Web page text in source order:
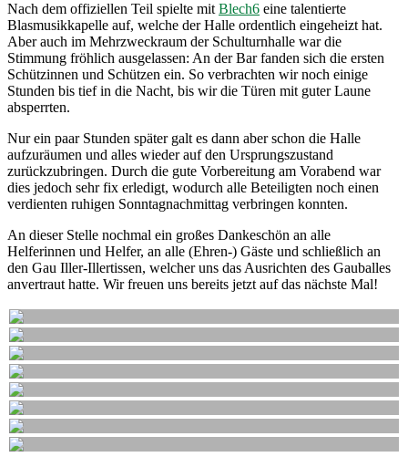
Nach dem offiziellen Teil spielte mit Blech6 eine talentierte
Blasmusikkapelle auf, welche der Halle ordentlich eingeheizt hat.
Aber auch im Mehrzweckraum der Schulturnhalle war die
Stimmung fröhlich ausgelassen: An der Bar fanden sich die ersten
Schützinnen und Schützen ein. So verbrachten wir noch einige
Stunden bis tief in die Nacht, bis wir die Türen mit guter Laune
absperrten.
Nur ein paar Stunden später galt es dann aber schon die Halle
aufzuräumen und alles wieder auf den Ursprungszustand
zurückzubringen. Durch die gute Vorbereitung am Vorabend war
dies jedoch sehr fix erledigt, wodurch alle Beteiligten noch einen
verdienten ruhigen Sonntagnachmittag verbringen konnten.
An dieser Stelle nochmal ein großes Dankeschön an alle
Helferinnen und Helfer, an alle (Ehren-) Gäste und schließlich an
den Gau Iller-Illertissen, welcher uns das Ausrichten des Gauballes
anvertraut hatte. Wir freuen uns bereits jetzt auf das nächste Mal!